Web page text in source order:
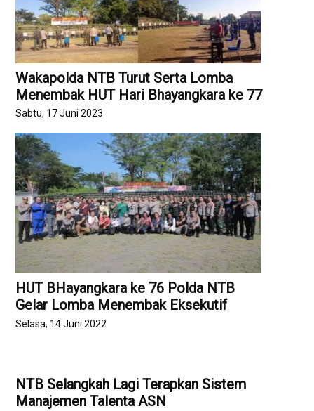
Wakapolda NTB Turut Serta Lomba
Menembak HUT Hari Bhayangkara ke 77
Sabtu, 17 Juni 2023
HUT BHayangkara ke 76 Polda NTB
Gelar Lomba Menembak Eksekutif
Selasa, 14 Juni 2022
NTB Selangkah Lagi Terapkan Sistem
Manajemen Talenta ASN